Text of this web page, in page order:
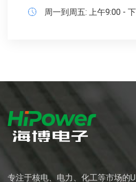
周一到周五: 上午9:00 -
专注于核电、电力、化工等市场的